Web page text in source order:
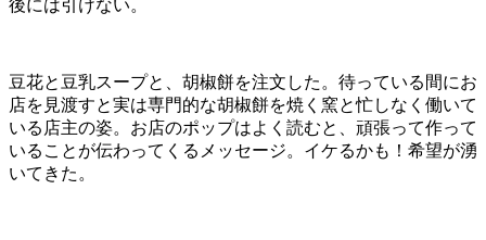
後には引けない。
豆花と豆乳スープと、胡椒餅を注文した。待っている間にお
店を見渡すと実は専門的な胡椒餅を焼く窯と忙しなく働いて
いる店主の姿。お店のポップはよく読むと、頑張って作って
いることが伝わってくるメッセージ。イケるかも！希望が湧
いてきた。